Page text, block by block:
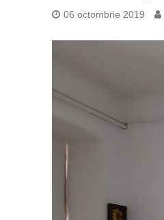
06 octombrie 2019